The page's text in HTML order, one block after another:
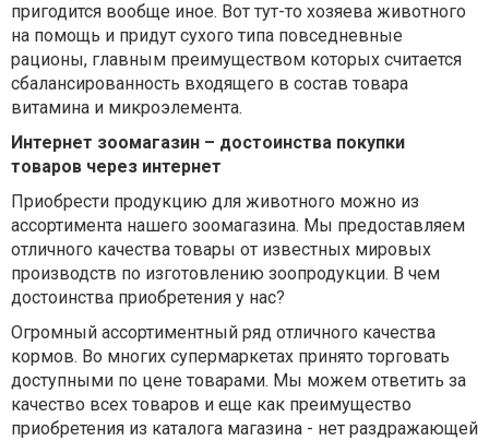
пригодится вообще иное. Вот тут-то хозяева животного
на помощь и придут сухого типа повседневные
рационы, главным преимуществом которых считается
сбалансированность входящего в состав товара
витамина и микроэлемента.
Интернет зоомагазин – достоинства покупки
товаров через интернет
Приобрести продукцию для животного можно из
ассортимента нашего зоомагазина. Мы предоставляем
отличного качества товары от известных мировых
производств по изготовлению зоопродукции. В чем
достоинства приобретения у нас?
Огромный ассортиментный ряд отличного качества
кормов. Во многих супермаркетах принято торговать
доступными по цене товарами. Мы можем ответить за
качество всех товаров и еще как преимущество
приобретения из каталога магазина - нет раздражающей